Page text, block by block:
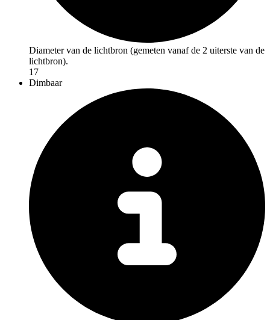
Diameter van de lichtbron (gemeten vanaf de 2 uiterste van de
lichtbron).
17
Dimbaar